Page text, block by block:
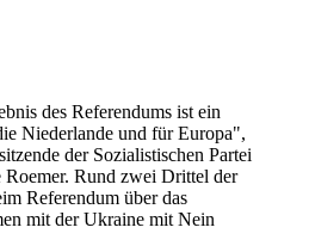
des Referendums ist ein
Niederlande und für Europa",
der Sozialistischen Partei
Rund zwei Drittel der
Referendum über das
mit der Ukraine mit Nein